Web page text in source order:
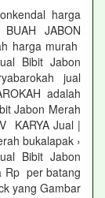
harga
JABON
harga murah
Bibit Jabon
jual
adalah
Jabon Merah
KARYA Jual |
bukalapak ›
Bibit Jabon
Rp per batang
yang Gambar